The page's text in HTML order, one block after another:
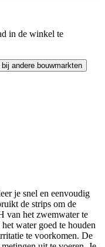
in de winkel te
andere bouwmarkten
je snel en eenvoudig
de strips om de
van het zwemwater te
water goed te houden
te voorkomen. De